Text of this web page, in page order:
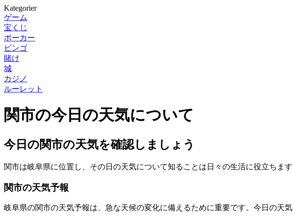
Kategorier
ゲーム
宝くじ
ポーカー
ビンゴ
賭け
城
カジノ
ルーレット
関市の今日の天気について
今日の関市の天気を確認しましょう
関市は岐阜県に位置し、その日の天気について知ることは日々の生活に役立ちま
関市の天気予報
岐阜県の関市の天気予報は、急な天候の変化に備えるために重要です。今日の天